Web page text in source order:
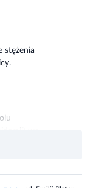
stężenia
fizyczne,